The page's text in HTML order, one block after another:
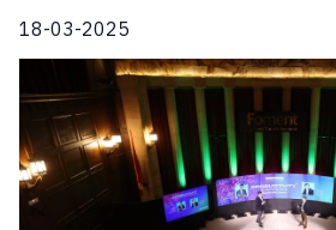
18-03-2025